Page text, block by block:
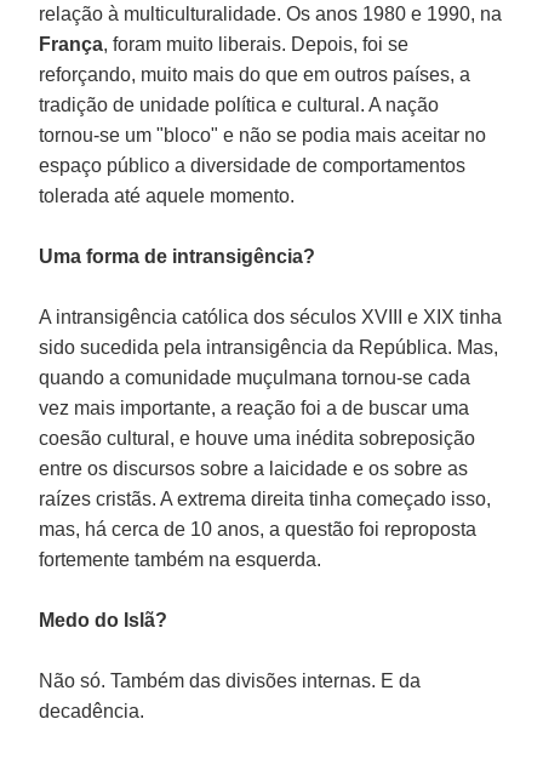
relação à multiculturalidade. Os anos 1980 e 1990, na
França, foram muito liberais. Depois, foi se
reforçando, muito mais do que em outros países, a
tradição de unidade política e cultural. A nação
tornou-se um "bloco" e não se podia mais aceitar no
espaço público a diversidade de comportamentos
tolerada até aquele momento.
Uma forma de intransigência?
A intransigência católica dos séculos XVIII e XIX tinha
sido sucedida pela intransigência da República. Mas,
quando a comunidade muçulmana tornou-se cada
vez mais importante, a reação foi a de buscar uma
coesão cultural, e houve uma inédita sobreposição
entre os discursos sobre a laicidade e os sobre as
raízes cristãs. A extrema direita tinha começado isso,
mas, há cerca de 10 anos, a questão foi reproposta
fortemente também na esquerda.
Medo do Islã?
Não só. Também das divisões internas. E da
decadência.